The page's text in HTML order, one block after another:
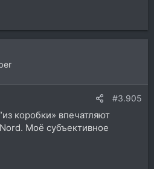
#3.905
коробки» впечатляют
Моё субъективное